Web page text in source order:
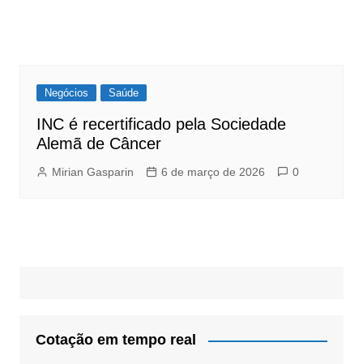
Negócios Saúde
INC é recertificado pela Sociedade
Alemã de Câncer
Mirian Gasparin 6 de março de 2026 0
Cotação em tempo real